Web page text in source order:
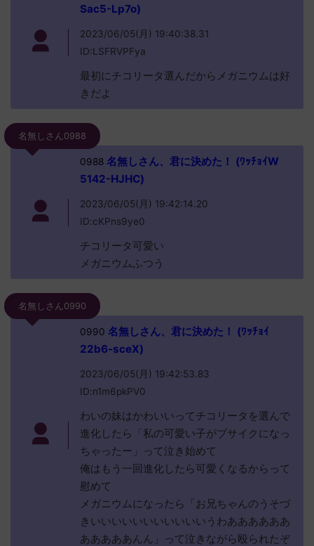
Sac5-Lp7o)
2023/06/05(月) 19:40:38.31
ID:LSFRVPFya
最初にチコリータ選んだからメガニウムは好
きだよ
名無しさん0988
0988名無しさん、君に決めた！ (ﾜｯﾁｮｲW
5142-HJHC)
2023/06/05(月) 19:42:14.20
ID:cKPns9ye0
チコリータ可愛い
メガニウムふつう
名無しさん0990
0990 名無しさん、君に決めた！ (ﾜｯﾁｮｲ
22b6-sceX)
2023/06/05(月) 19:42:53.83
ID:n1m6pkPV0
わいの妹はかわいいってチコリータを選んで
進化したら「私の可愛い子がブサイクになっ
ちゃったー」って泣き始めて
俺はもう一回進化したら可愛くなるからって
慰めて
メガニウムになったら「お兄ちゃんのうそづ
きいいいいいいいいいいいうわああああああ
あああああんん」って泣きながら殴られたぞ